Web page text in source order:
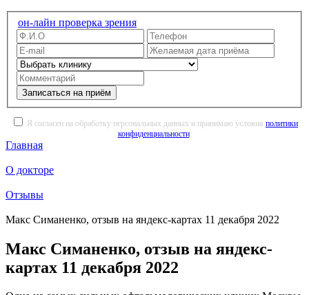
он-лайн проверка зрения
Записаться на приём
Я согласен на обработку персональных данных и принимаю условия политики
конфиденциальности.
Главная
О докторе
Отзывы
Макс Симаненко, отзыв на яндекс-картах 11 декабря 2022
Макс Симаненко, отзыв на яндекс-
картах 11 декабря 2022